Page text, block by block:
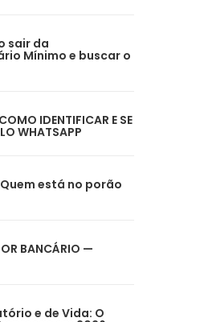
sair da
Mínimo e buscar o
IDENTIFICAR E SE
WHATSAPP
está no porão
BANCÁRIO —
e de Vida: O